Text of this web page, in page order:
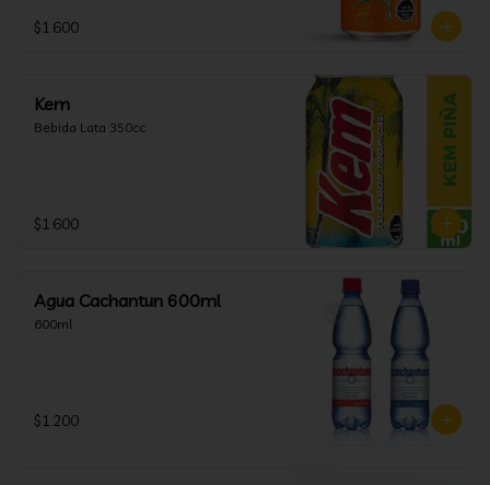
$1.600
Kem
Bebida Lata 350cc
$1.600
Agua Cachantun 600ml
600ml
$1.200